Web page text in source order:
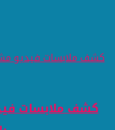
كشف ملابسات